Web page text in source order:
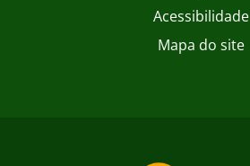
Acessibilidade
Mapa do site